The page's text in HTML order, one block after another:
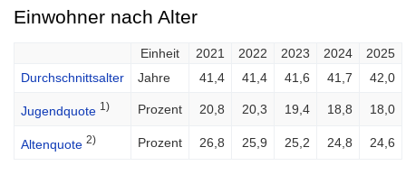
Einwohner nach Alter
Einheit 2021 2022 2023 2024
2025
Durchschnittsalter
Jahre 41,4 41,4 41,6 41,7 42,0
Jugendquote 1) Prozent 20,8 20,3 19,4 18,8 18,0
Altenquote 2) Prozent 26,8 25,9 25,2 24,8 24,6